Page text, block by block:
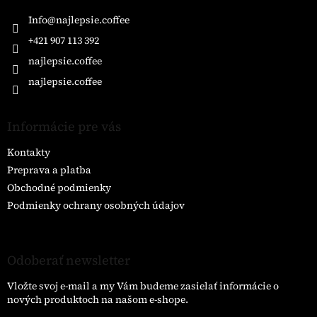
Info@najlepsie.coffee
+421 907 113 392
najlepsie.coffee
najlepsie.coffee
Informácie pre vás
Kontakty
Preprava a platba
Obchodné podmienky
Podmienky ochrany osobných údajov
Odoberať newsletter
Vložte svoj e-mail a my Vám budeme zasielať informácie o
nových produktoch na našom e-shope.